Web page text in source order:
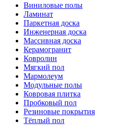
Виниловые полы
Ламинат
Паркетная доска
Инженерная доска
Массивная доска
Керамогранит
Ковролин
Мягкий пол
Мармолеум
Модульные полы
Ковровая плитка
Пробковый пол
Резиновые покрытия
Тёплый пол